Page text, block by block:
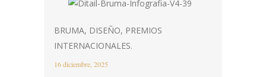
BRUMA, DISEÑO, PREMIOS
INTERNACIONALES.
16 diciembre, 2025